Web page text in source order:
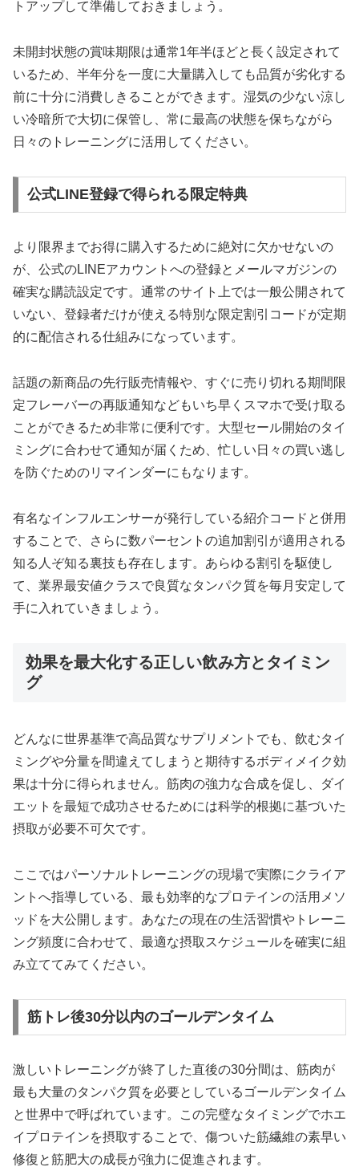
トアップして準備しておきましょう。
未開封状態の賞味期限は通常1年半ほどと長く設定されて
いるため、半年分を一度に大量購入しても品質が劣化する
前に十分に消費しきることができます。湿気の少ない涼し
い冷暗所で大切に保管し、常に最高の状態を保ちながら
日々のトレーニングに活用してください。
公式LINE登録で得られる限定特典
より限界までお得に購入するために絶対に欠かせないの
が、公式のLINEアカウントへの登録とメールマガジンの
確実な購読設定です。通常のサイト上では一般公開されて
いない、登録者だけが使える特別な限定割引コードが定期
的に配信される仕組みになっています。
話題の新商品の先行販売情報や、すぐに売り切れる期間限
定フレーバーの再販通知などもいち早くスマホで受け取る
ことができるため非常に便利です。大型セール開始のタイ
ミングに合わせて通知が届くため、忙しい日々の買い逃し
を防ぐためのリマインダーにもなります。
有名なインフルエンサーが発行している紹介コードと併用
することで、さらに数パーセントの追加割引が適用される
知る人ぞ知る裏技も存在します。あらゆる割引を駆使し
て、業界最安値クラスで良質なタンパク質を毎月安定して
手に入れていきましょう。
効果を最大化する正しい飲み方とタイミン
グ
どんなに世界基準で高品質なサプリメントでも、飲むタイ
ミングや分量を間違えてしまうと期待するボディメイク効
果は十分に得られません。筋肉の強力な合成を促し、ダイ
エットを最短で成功させるためには科学的根拠に基づいた
摂取が必要不可欠です。
ここではパーソナルトレーニングの現場で実際にクライア
ントへ指導している、最も効率的なプロテインの活用メソ
ッドを大公開します。あなたの現在の生活習慣やトレーニ
ング頻度に合わせて、最適な摂取スケジュールを確実に組
み立ててみてください。
筋トレ後30分以内のゴールデンタイム
激しいトレーニングが終了した直後の30分間は、筋肉が
最も大量のタンパク質を必要としているゴールデンタイム
と世界中で呼ばれています。この完璧なタイミングでホエ
イプロテインを摂取することで、傷ついた筋繊維の素早い
修復と筋肥大の成長が強力に促進されます。